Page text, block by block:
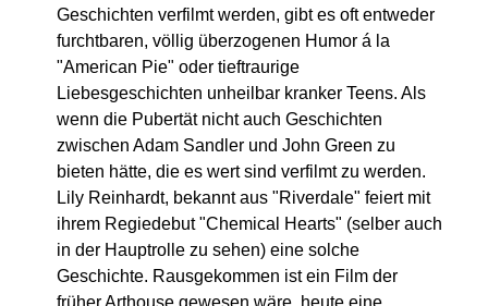
Geschichten verfilmt werden, gibt es oft entweder
furchtbaren, völlig überzogenen Humor á la
"American Pie" oder tieftraurige
Liebesgeschichten unheilbar kranker Teens. Als
wenn die Pubertät nicht auch Geschichten
zwischen Adam Sandler und John Green zu
bieten hätte, die es wert sind verfilmt zu werden.
Lily Reinhardt, bekannt aus "Riverdale" feiert mit
ihrem Regiedebut "Chemical Hearts" (selber auch
in der Hauptrolle zu sehen) eine solche
Geschichte. Rausgekommen ist ein Film der